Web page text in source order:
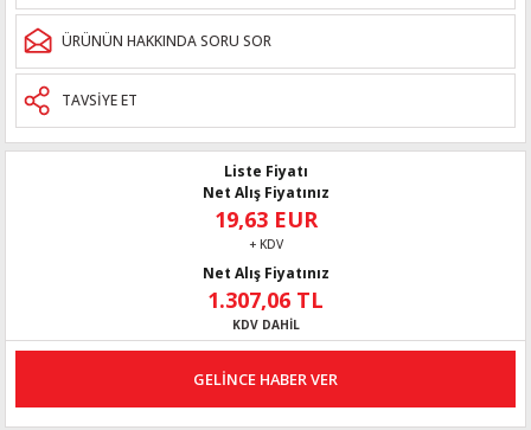
ÜRÜNÜN HAKKINDA SORU SOR
TAVSİYE ET
Liste Fiyatı
Net Alış Fiyatınız
19,63 EUR
+ KDV
Net Alış Fiyatınız
1.307,06 TL
KDV DAHİL
GELİNCE HABER VER